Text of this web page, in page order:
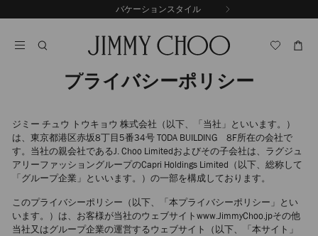
ン
ス
ラ
バケーションスタイル
プライバシーポリシー
ジミー チュウ トウキョウ 株式会社（以下、「当社」といいます。）
は、東京都港区赤坂8丁目5番34号 TODA BUILDING 8F所在の会社で
す。当社の親会社であるJ. Choo Limitedおよびその子会社は、ラグジュ
アリーファッショングループのCapri Holdings Limited（以下、総称して
「グループ企業」といいます。）の一部を構成しております。
このプライバシーポリシー（以下、「本プライバシーポリシー」とい
います。）は、お客様が当社のウェブサイトwww.JimmyChoo.jpその他
当社又はグループ企業の運営するウェブサイト（以下、「本サイト」